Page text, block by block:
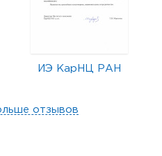
ИЭ КарНЦ РАН
отзывов